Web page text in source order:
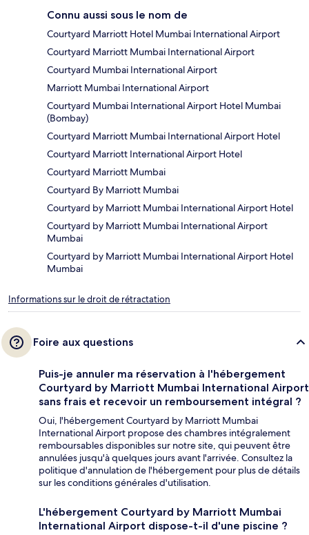
Connu aussi sous le nom de
Courtyard Marriott Hotel Mumbai International Airport
Courtyard Marriott Mumbai International Airport
Courtyard Mumbai International Airport
Marriott Mumbai International Airport
Courtyard Mumbai International Airport Hotel Mumbai
(Bombay)
Courtyard Marriott Mumbai International Airport Hotel
Courtyard Marriott International Airport Hotel
Courtyard Marriott Mumbai
Courtyard By Marriott Mumbai
Courtyard by Marriott Mumbai International Airport Hotel
Courtyard by Marriott Mumbai International Airport
Mumbai
Courtyard by Marriott Mumbai International Airport Hotel
Mumbai
Informations sur le droit de rétractation
Foire aux questions
Puis-je annuler ma réservation à l'hébergement
Courtyard by Marriott Mumbai International Airport
sans frais et recevoir un remboursement intégral ?
Oui, l'hébergement Courtyard by Marriott Mumbai
International Airport propose des chambres intégralement
remboursables disponibles sur notre site, qui peuvent être
annulées jusqu'à quelques jours avant l'arrivée. Consultez la
politique d'annulation de l'hébergement pour plus de détails
sur les conditions générales d'utilisation.
L'hébergement Courtyard by Marriott Mumbai
International Airport dispose-t-il d'une piscine ?